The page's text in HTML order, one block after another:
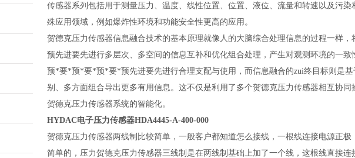
传感器系列包括用于测量压力、温度、线性位置、位置、液位、流量和转速以及污
殊应用领域，例如爆炸性环境和功能安全性更高的应用。
贺德克压力传感器信息融合技术的基本原理就像人的大脑综合处理信息的过程一
预先进要先进行多层次、多空间的信息互补和优化组合处理，产生对观测环境的一
预*要*预*要*预*要*预先进要先进行合理支配与使用，而信息融合的zui终目标则是
别、多方面组合导出更多有用信息。这不仅是利用了多个贺德克压力传感器相互协
贺德克压力传感器系统的智能化。
HYDAC电子压力传感器HDA4445-A-400-000
贺德克压力传感器两线制比较简单，一般客户都知道怎么接线，一根线连接电源正
简单的，压力贺德克压力传感器三线制是在两线制基础上加了一个线，这根线直接